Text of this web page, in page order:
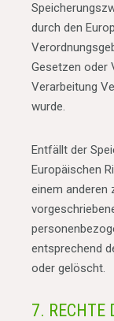
durch den
Gesetzen oder
Verarbeitung
wurde.
Entfällt der
Europäischen
einem anderen
entsprechend
oder gelöscht.
7. RECHTE